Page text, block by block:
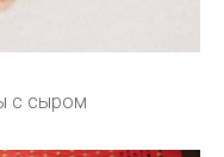
с сыром